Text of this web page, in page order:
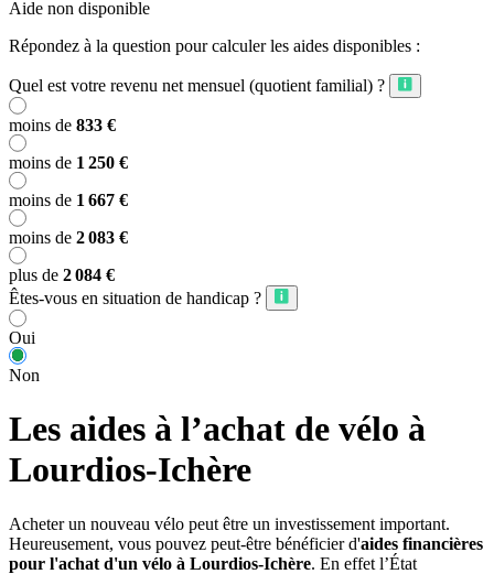
Aide non disponible
Répondez à la question pour calculer les aides disponibles :
Quel est votre revenu net mensuel (quotient familial) ?
moins de 833 €
moins de 1 250 €
moins de 1 667 €
moins de 2 083 €
plus de 2 084 €
Êtes-vous en situation de handicap ?
Oui
Non
Les aides à l’achat de vélo à
Lourdios-Ichère
Acheter un nouveau vélo peut être un investissement important.
Heureusement, vous pouvez peut-être bénéficier d'aides financières
pour l'achat d'un vélo à Lourdios-Ichère. En effet l’État